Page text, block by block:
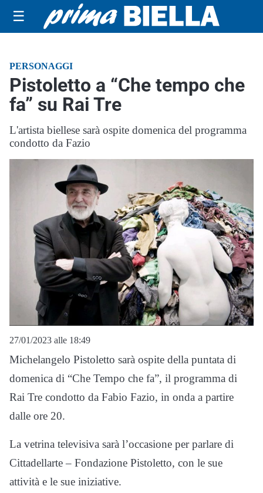
☰
PERSONAGGI
Pistoletto a “Che tempo che
fa” su Rai Tre
L'artista biellese sarà ospite domenica del programma
condotto da Fazio
27/01/2023 alle 18:49
Michelangelo Pistoletto sarà ospite della puntata di
domenica di “Che Tempo che fa”, il programma di
Rai Tre condotto da Fabio Fazio, in onda a partire
dalle ore 20.
La vetrina televisiva sarà l’occasione per parlare di
Cittadellarte – Fondazione Pistoletto, con le sue
attività e le sue iniziative.